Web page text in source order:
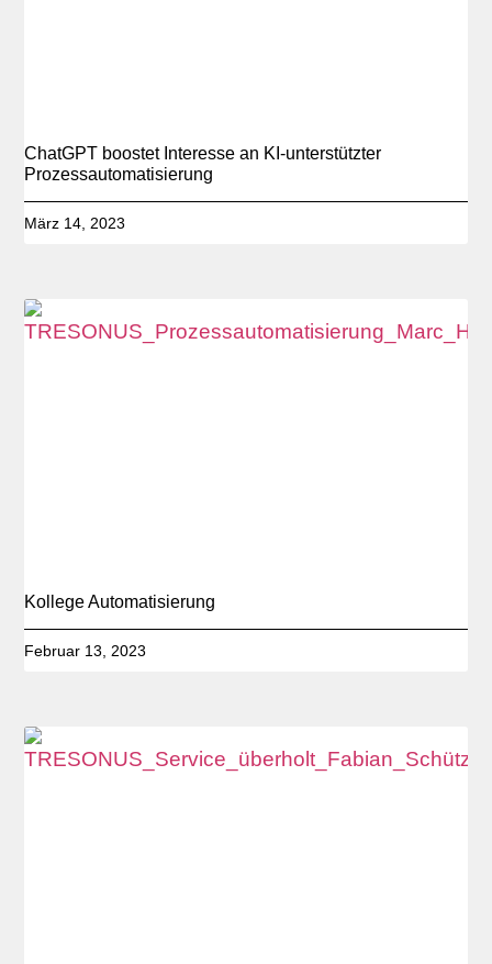
ChatGPT boostet Interesse an KI-unterstützter
Prozessautomatisierung
März 14, 2023
Kollege Automatisierung
Februar 13, 2023